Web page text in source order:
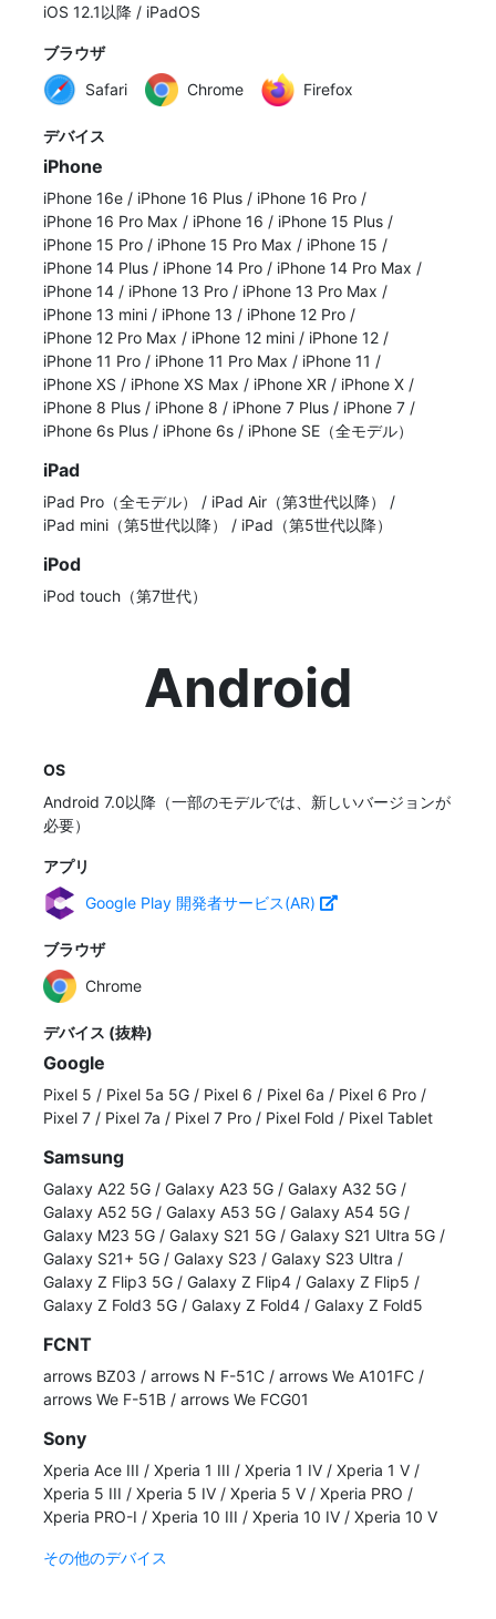
iOS 12.1以降 / iPadOS
ブラウザ
Safari
Chrome Firefox
デバイス
iPhone
iPhone 16e / iPhone 16 Plus / iPhone 16 Pro /
iPhone 16 Pro Max / iPhone 16 / iPhone 15 Plus /
iPhone 15 Pro / iPhone 15 Pro Max / iPhone 15 /
iPhone 14 Plus / iPhone 14 Pro / iPhone 14 Pro Max /
iPhone 14 / iPhone 13 Pro / iPhone 13 Pro Max /
iPhone 13 mini / iPhone 13 / iPhone 12 Pro /
iPhone 12 Pro Max / iPhone 12 mini / iPhone 12 /
iPhone 11 Pro / iPhone 11 Pro Max / iPhone 11 /
iPhone XS / iPhone XS Max / iPhone XR / iPhone X /
iPhone 8 Plus / iPhone 8 / iPhone 7 Plus / iPhone 7 /
iPhone 6s Plus / iPhone 6s / iPhone SE（全モデル）
iPad
iPad Pro（全モデル） / iPad Air（第3世代以降）
/
iPad mini（第5世代以降）
/ iPad（第5世代以降）
iPod
iPod touch（第7世代）
Android
OS
Android 7.0以降（一部のモデルでは、新しいバージョンが
必要）
アプリ
Google Play 開発者サービス(AR)
ブラウザ
Chrome
デバイス (抜粋)
Google
Pixel 5 / Pixel 5a 5G / Pixel 6 / Pixel 6a / Pixel 6 Pro /
Pixel 7 / Pixel 7a / Pixel 7 Pro / Pixel Fold / Pixel Tablet
Samsung
Galaxy A22 5G / Galaxy A23 5G / Galaxy A32 5G /
Galaxy A52 5G / Galaxy A53 5G / Galaxy A54 5G /
Galaxy M23 5G / Galaxy S21 5G / Galaxy S21 Ultra 5G /
Galaxy S21+ 5G / Galaxy S23 / Galaxy S23 Ultra /
Galaxy Z Flip3 5G / Galaxy Z Flip4 / Galaxy Z Flip5 /
Galaxy Z Fold3 5G / Galaxy Z Fold4 / Galaxy Z Fold5
FCNT
arrows BZ03 / arrows N F-51C / arrows We A101FC /
arrows We F-51B / arrows We FCG01
Sony
Xperia Ace III / Xperia 1 III / Xperia 1 IV / Xperia 1 V /
Xperia 5 III / Xperia 5 IV / Xperia 5 V / Xperia PRO /
Xperia PRO-I / Xperia 10 III / Xperia 10 IV / Xperia 10 V
その他のデバイス